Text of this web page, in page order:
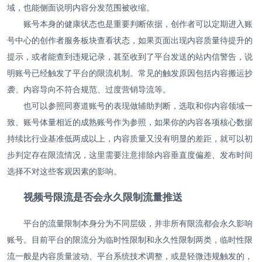
域，也能侧面说明内容分发范围被收缩。
账号本身的健康状态也是重要判断依据，创作者可以定期进入账
号中心的创作者服务板块查看状态，如果页面出现内容质量待提升的
提示，或者能查到违规记录，甚至收到了平台发送的站内信警告，说
明账号已经触发了平台的限流机制。常见的触发原因包括内容搬运抄
袭、内容导向不符合规范、过度营销导流等。
也可以参照同赛道账号的表现做辅助判断，选取和你内容领域一
致、账号体量相近的成熟账号作为参照，如果你的内容各项核心数据
持续比行业基准低两成以上，内容质量又没有明显的差距，就可以初
步判定存在限流情况，这里需要注意排除内容垂直度偏差、发布时间
选择不对这些客观因素的影响。
视频号限流是否会永久限制流量推送
平台的流量限制本身分为不同层级，并非所有限流都会永久影响
账号。目前平台的限流分为临时性限制和永久性限制两类，临时性限
流一般是内容质量波动、平台系统技术调整，或是轻微违规触发的，